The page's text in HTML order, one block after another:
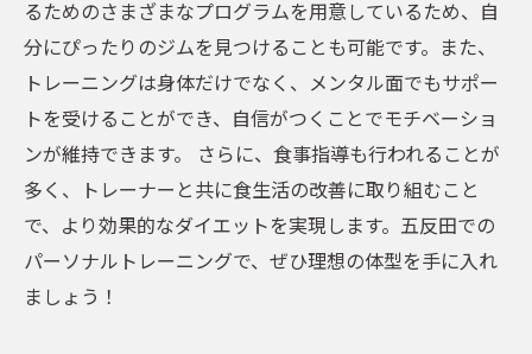
るためのさまざまなプログラムを用意しているため、自
分にぴったりのジムを見つけることも可能です。また、
トレーニングは身体だけでなく、メンタル面でもサポー
トを受けることができ、自信がつくことでモチベーショ
ンが維持できます。 さらに、食事指導も行われることが
多く、トレーナーと共に食生活の改善に取り組むこと
で、より効果的なダイエットを実現します。五反田での
パーソナルトレーニングで、ぜひ理想の体型を手に入れ
ましょう！